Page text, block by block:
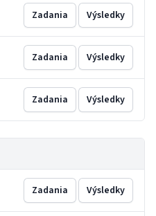
Zadania Výsledky
Zadania Výsledky
Zadania Výsledky
Zadania Výsledky